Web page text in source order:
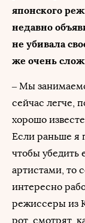
японского
недавно
не убивала
же очень
– Мы
сейчас легче,
хорошо
Если раньше я
чтобы убедить
артистами, то
интересно
режиссеры из
рот, смотрят,